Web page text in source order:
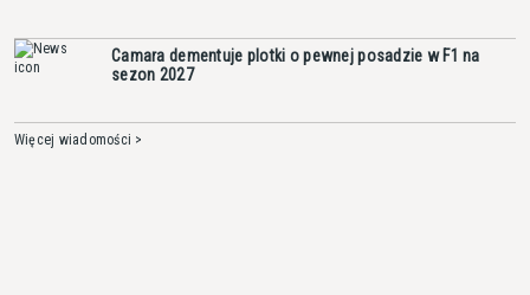
Camara dementuje plotki o pewnej posadzie w F1 na
sezon 2027
Więcej wiadomości >